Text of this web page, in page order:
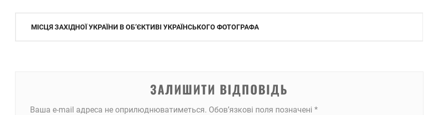
Навігація
МІСЦЯ ЗАХІДНОЇ УКРАЇНИ В ОБ’ЄКТИВІ УКРАЇНСЬКОГО ФОТОГРАФА
ЗАЛИШИТИ ВІДПОВІДЬ
Ваша e-mail адреса не оприлюднюватиметься. Обов’язкові поля позначені *